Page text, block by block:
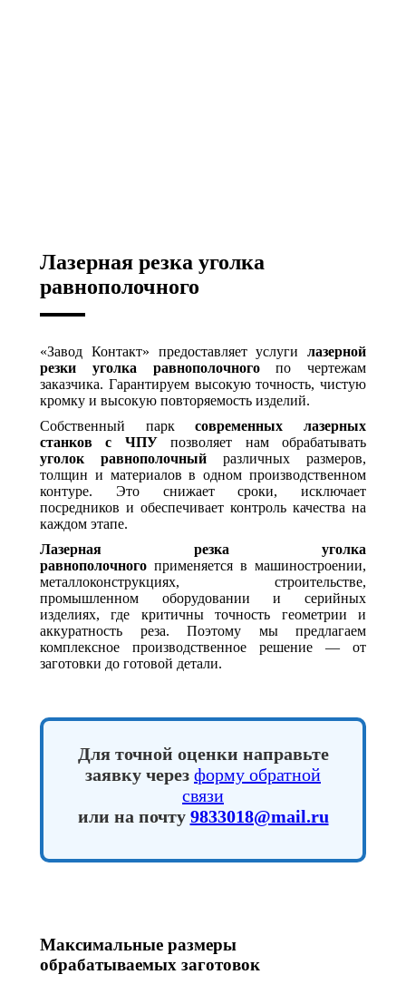
Лазерная резка уголка
равнополочного
«Завод Контакт» предоставляет услуги лазерной
резки уголка равнополочногопо чертежам
заказчика. Гарантируем высокую точность, чистую
кромку и высокую повторяемость изделий.
Собственный парксовременных лазерных
станков с ЧПУпозволяет нам обрабатывать
уголок равнополочный различных размеров,
толщин и материалов в одном производственном
контуре. Это снижает сроки, исключает
посредников и обеспечивает контроль качества на
каждом этапе.
Лазерная резка уголка
равнополочного применяется в машиностроении,
металлоконструкциях, строительстве,
промышленном оборудовании и серийных
изделиях, где критичны точность геометрии и
аккуратность реза. Поэтому мы предлагаем
комплексное производственное решение — от
заготовки до готовой детали.
Для точной оценки направьте
заявку через форму обратной
связи
или на почту 9833018@mail.ru
Максимальные размеры
обрабатываемых заготовок